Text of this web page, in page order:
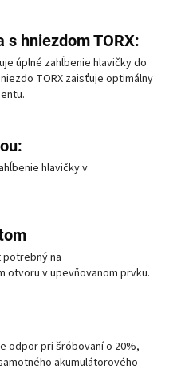
s hniezdom TORX:
úplné zahĺbenie hlavičky do
TORX zaisťuje optimálny
hlavičky v
potrebný na
otvoru v upevňovanom prvku.
odpor pri šróbovaní o 20%,
akumulátorového